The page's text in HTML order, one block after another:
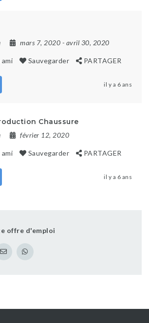
mars 7, 2020 - avril 30, 2020
Sauvegarder PARTAGER
il y a 6 ans
Chaussure
février 12, 2020
Sauvegarder PARTAGER
il y a 6 ans
offre d'emploi